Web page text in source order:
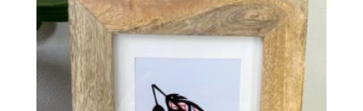
récent
au